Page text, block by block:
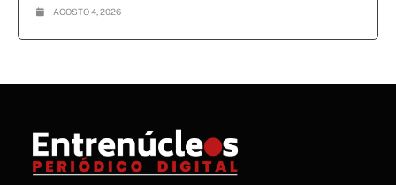
AGOSTO 4, 2026